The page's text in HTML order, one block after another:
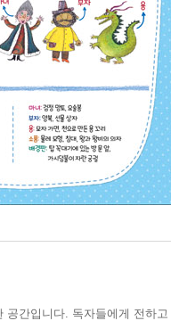
공간입니다. 독자들에게 전하